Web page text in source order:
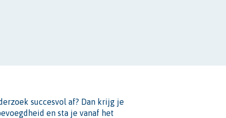
succesvol af? Dan krijg je
en sta je vanaf het